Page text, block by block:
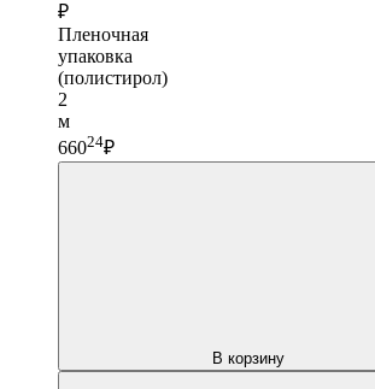
₽
Пленочная
упаковка
(полистирол)
2
м
66024₽
В корзину